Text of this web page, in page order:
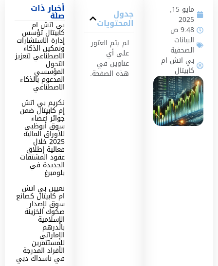
مايو 15,
2025
9:48 ص
البيانات
الصحفية
بي اتش ام
كابيتال
جدول
المحتويات
لم يتم العثور
على أي
عناوين في
هذه الصفحة.
أخبار ذات
صلة
بي اتش ام
كابيتال تؤسس
إدارة الاستشارات
وتمكين الذكاء
الاصطناعي لتعزيز
التحول
المؤسسي
المدعوم بالذكاء
الاصطناعي
تكريم بي اتش
إم كابيتال ضمن
جوائز أعضاء
سوق أبوظبي
للأوراق المالية
2025 خلال
فعالية إطلاق
عقود المشتقات
الجديدة في
بلومبرغ
تعيين بي اتش
ام كابيتال كصانع
سوق لإصدار
صكوك الخزينة
الإسلامية
بالدرهم
الإماراتي
للمستثمرين
الأفراد المدرجة
في ناسداك دبي